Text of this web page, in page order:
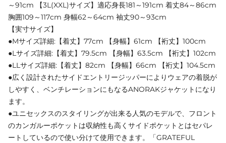
～91cm 【3L(XXL)サイズ】適応身長181～191cm 着丈84～86cm
胸囲109～117cm 身幅62～64cm 袖丈90～93cm
【実寸サイズ】
●Mサイズ詳細:【着丈】77cm 【身幅】61cm 【裄丈】100cm
●Lサイズ詳細:【着丈】79.5cm 【身幅】63.5cm 【裄丈】102cm
●LLサイズ詳細:【着丈】82cm 【身幅】66cm 【裄丈】104.5cm
●広く設計されたサイドエントリージッパーによりウェアの着脱が
しやすく、ベンチレーションにもなるANORAKジャケットになり
ます。
●ユニセックスのスタイリングが出来る人気のモデルで、フロント
のカンガルーポケットは収納性も高くサイドポケットとはセパレ
ートしているので使い分けて使用できます。「GRATEFUL